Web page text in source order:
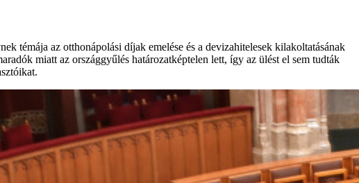
témája az otthonápolási díjak emelése és a devizahitelesek kilakoltatásának
miatt az országgyűlés határozatképtelen lett, így az ülést el sem tudták